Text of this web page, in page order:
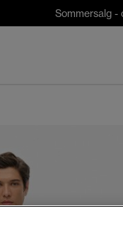
Sommersalg -